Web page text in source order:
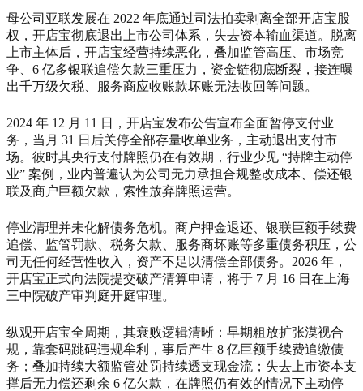
母公司亚联发展在 2022 年底通过司法拍卖剥离全部开店宝股
权，开店宝彻底退出上市公司体系，失去资本输血渠道。脱离
上市主体后，开店宝经营持续恶化，叠加监管高压、市场竞
争、6 亿多银联追偿欠款三重压力，资金链彻底断裂，接连曝
出千万级欠税、服务商应收账款坏账无法收回等问题。
2024 年 12 月 11 日，开店宝发布公告宣布全面暂停支付业
务，当月 31 日后关停全部存量收单业务，主动退出支付市
场。彼时其央行支付牌照仍在有效期，行业少见 “持牌主动停
业” 案例，业内普遍认为公司无力承担合规整改成本、偿还银
联及商户巨额欠款，索性放弃牌照运营。
停业清理并未化解债务危机。商户押金退还、银联巨额手续费
追偿、监管罚款、税务欠款、服务商坏账等多重债务积压，公
司无任何经营性收入，资产不足以清偿全部债务。2026 年，
开店宝正式向法院提交破产清算申请，将于 7 月 16 日在上海
三中院破产审判庭开庭审理。
纵观开店宝全周期，其衰败逻辑清晰：早期粗放扩张漠视合
规，靠套码跳码违规牟利，事后产生 8 亿巨额手续费追缴债
务；叠加持续大额监管处罚持续透支现金流；失去上市资本支
撑后无力偿还剩余 6 亿欠款，在牌照仍有效的情况下主动停